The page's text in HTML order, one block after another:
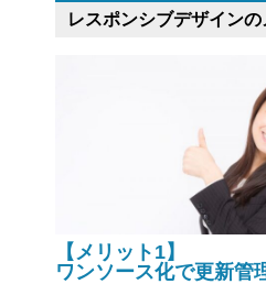
レスポンシブデザインの
【メリット1】
ワンソース化で更新管